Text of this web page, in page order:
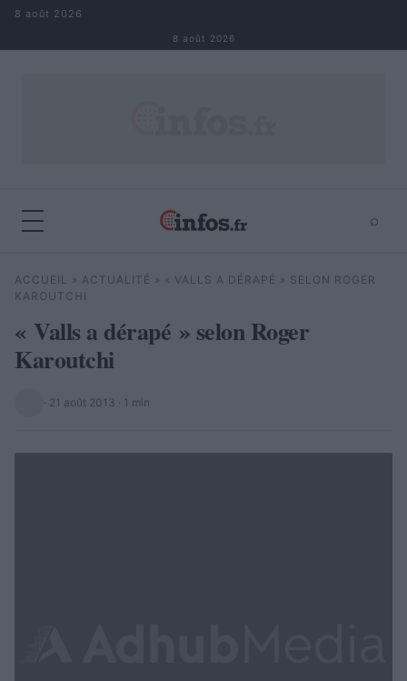
Aller au contenu
8 août 2026
8 août 2026
⌕
Rechercher ⌕ ×
ACCUEIL » ACTUALITÉ » « VALLS A DÉRAPÉ » SELON ROGER
KAROUTCHI
« Valls a dérapé » selon Roger
Karoutchi
· 21 août 2013 · 1 min